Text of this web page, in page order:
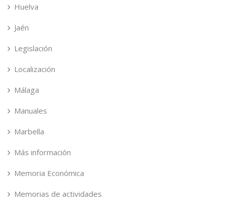
Huelva
Jaén
Legislación
Localización
Málaga
Manuales
Marbella
Más información
Memoria Económica
Memorias de actividades